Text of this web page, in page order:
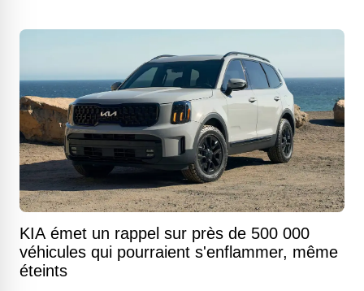
KIA émet un rappel sur près de 500 000
véhicules qui pourraient s'enflammer, même
éteints